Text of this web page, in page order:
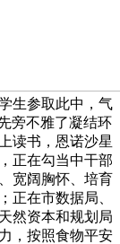
生参取此中，气
旁不雅了凝结环
读书，恩诺沙星
正在勾当中干部
宽阔胸怀、培育
正在市数据局、
然资本和规划局
，按照食物平安